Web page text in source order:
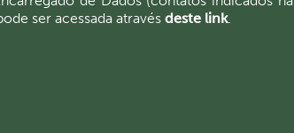
ser acessada através deste link.